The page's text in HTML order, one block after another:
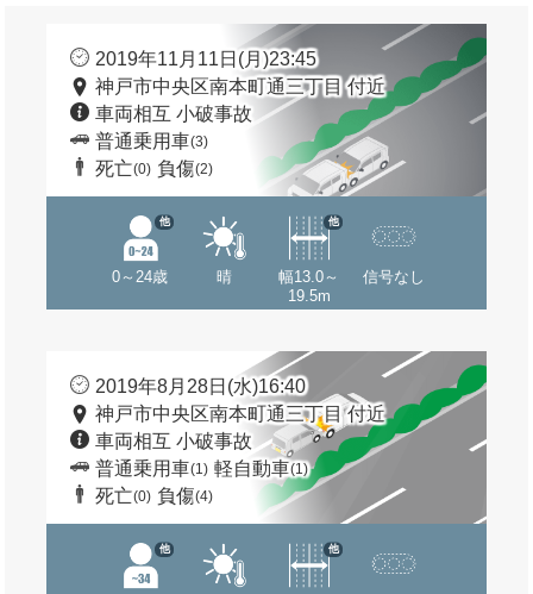
2019年11月11日(月)23:45
神戸市中央区南本町通三丁目 付近
車両相互 小破事故
普通乗用車(3)
死亡(0) 負傷(2)
0～24歳
他
晴
幅13.0～
19.5m
他
信号なし
2019年8月28日(水)16:40
神戸市中央区南本町通三丁目 付近
車両相互 小破事故
普通乗用車(1) 軽自動車(1)
死亡(0) 負傷(4)
他 他